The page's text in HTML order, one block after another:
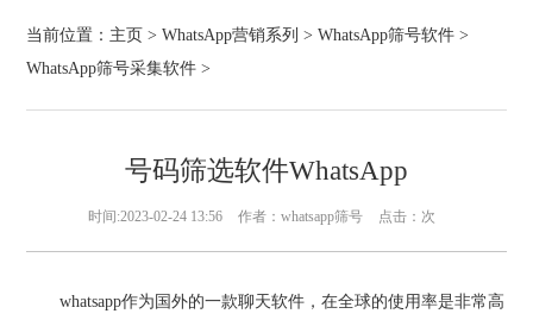
当前位置： 主页 >WhatsApp营销系列 >WhatsApp筛号软件 >
WhatsApp筛号采集软件 >
号码筛选软件WhatsApp
时间:2023-02-24 13:56 作者：whatsapp筛号 点击： 次
whatsapp作为国外的一款聊天软件，在全球的使用率是非常高